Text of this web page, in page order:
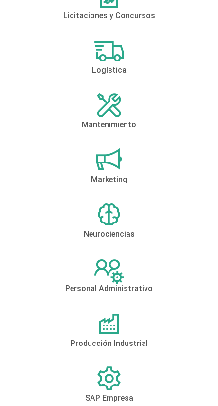
Licitaciones y Concursos
Logística
Mantenimiento
Marketing
Neurociencias
Personal Administrativo
Producción Industrial
SAP Empresa